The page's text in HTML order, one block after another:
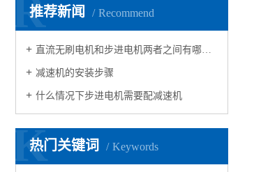
推荐新闻 Recommend
R
直流无刷电机和步进电机两者之间有哪些区别
减速机的安装步骤
什么情况下步进电机需要配减速机 ​
热门关键词 Keywords
K